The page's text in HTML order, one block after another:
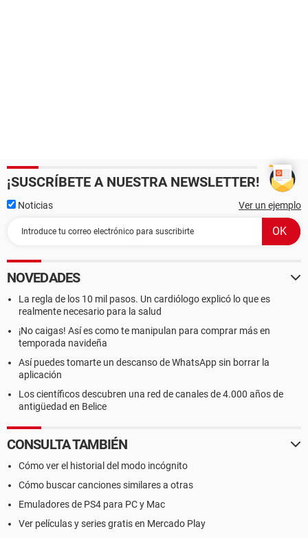
¡SUSCRÍBETE A NUESTRA NEWSLETTER!
Noticias Ver un ejemplo
NOVEDADES
La regla de los 10 mil pasos. Un cardiólogo explicó lo que es
realmente necesario para la salud
¡No caigas! Así es como te manipulan para comprar más en
temporada navideña
Así puedes tomarte un descanso de WhatsApp sin borrar la
aplicación
Los científicos descubren una red de canales de 4.000 años de
antigüedad en Belice
CONSULTA TAMBIÉN
Cómo ver el historial del modo incógnito
Cómo buscar canciones similares a otras
Emuladores de PS4 para PC y Mac
Ver películas y series gratis en Mercado Play